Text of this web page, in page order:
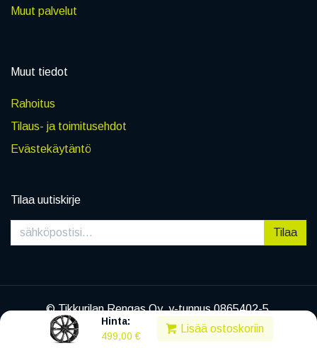
Hinta:
499,00 €
Lisää ostoskoriin
Muut palvelut
Muut tiedot
Rahoitus
Tilaus- ja toimitusehdot
Evästekäytäntö
Tilaa uutiskirje
Tilaa
© Tikkurilan Rengas Oy, y-tunnus 0865402-5
|Tietosuojaseloste